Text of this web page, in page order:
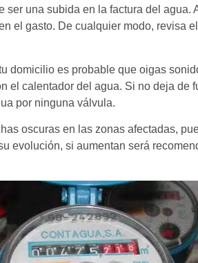
ser una subida en la factura del agua.
el gasto. De cualquier modo, revisa
domicilio es probable que oigas
el calentador del agua. Si no deja de
por ninguna válvula.
oscuras en las zonas afectadas,
evolución, si aumentan será